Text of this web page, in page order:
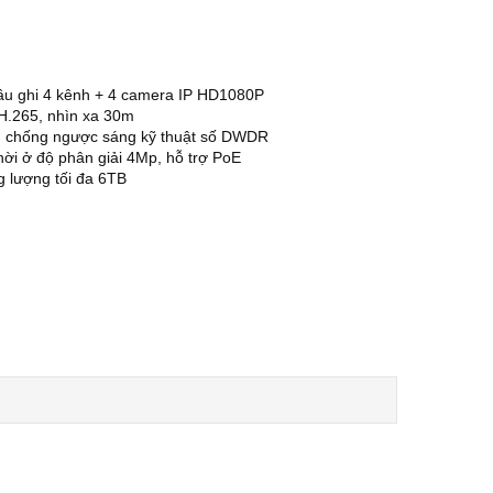
ghi 4 kênh + 4 camera IP HD1080P
nhìn xa 30m
ngược sáng kỹ thuật số DWDR
ở độ phân giải 4Mp, hỗ trợ PoE
lượng tối đa 6TB